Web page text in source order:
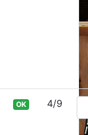
OK 4/9